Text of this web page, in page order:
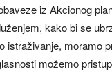
iz Akcionog
kako bi se
istraživanje, moramo
možemo